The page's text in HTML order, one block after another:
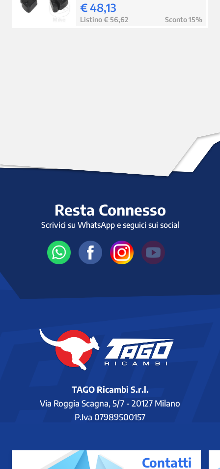
€ 48,13
Listino€ 56,62 Sconto 15%
Resta Connesso
Scrivici su WhatsApp e seguici sui social
TAGO Ricambi S.r.l.
Via Roggia Scagna, 5/7 - 20127 Milano
P.Iva 07989500157
Contatti